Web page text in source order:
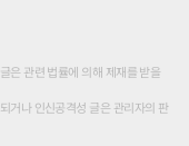
은 관련 법률에 의해 제재를 받을
거나 인신공격성 글은 관리자의 판